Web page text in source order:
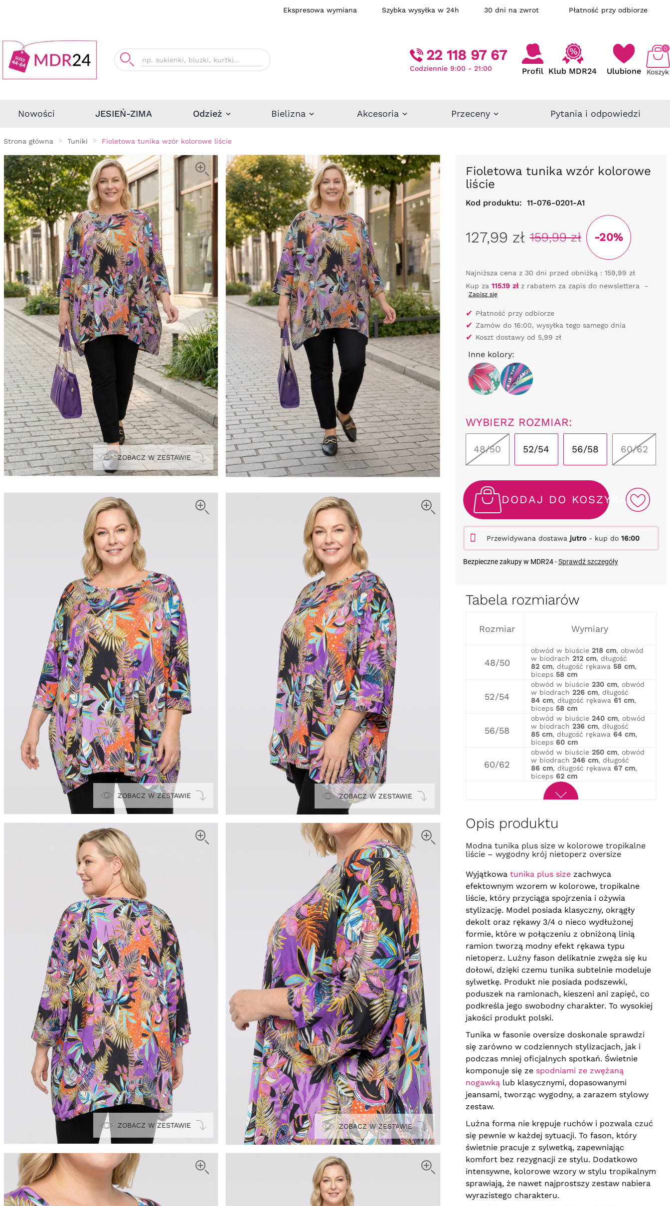
Ekspresowa wymiana Szybka wysyłka w 24h 30 dni na zwrot Płatność przy odbiorze
22 118 97 67
Codziennie 9:00 - 21:00 Profil Klub MDR24 Ulubione Koszyk
0
Nowości JESIEŃ-ZIMA Odzież Bielizna Akcesoria Przeceny Pytania i odpowiedzi
Strona główna Tuniki Fioletowa tunika wzór kolorowe liście
ZOBACZ W ZESTAWIE
ZOBACZ W ZESTAWIE ZOBACZ W ZESTAWIE
ZOBACZ W ZESTAWIE ZOBACZ W ZESTAWIE
Fioletowa tunika wzór kolorowe
liście
Kod produktu: 11-076-0201-A1
127,99 zł 159,99 zł -20%
Najniższa cena z 30 dni przed obniżką : 159,99 zł
Kup za 115.19 złz rabatem za zapis do newslettera -
Zapisz się
✔ Płatność przy odbiorze
✔ Zamów do 16:00, wysyłka tego samego dnia
✔ Koszt dostawy od 5,99 zł
Inne kolory:
WYBIERZ ROZMIAR:
48/50 52/54 56/58 60/62
DODAJ DO KOSZYKA
Przewidywana dostawa jutro- kup do 16:00
Bezpieczne zakupy w MDR24 -Sprawdź szczegóły
Tabela rozmiarów
Rozmiar Wymiary
48/50
obwód w biuście 218 cm, obwód
w biodrach 212 cm, długość
82 cm, długość rękawa 58 cm,
biceps 58 cm
52/54
obwód w biuście 230 cm, obwód
w biodrach 226 cm, długość
84 cm, długość rękawa 61 cm,
biceps 58 cm
56/58
obwód w biuście 240 cm, obwód
w biodrach 236 cm, długość
85 cm, długość rękawa 64 cm,
biceps 60 cm
60/62
obwód w biuście 250 cm, obwód
w biodrach 246 cm, długość
86 cm, długość rękawa 67 cm,
biceps 62 cm
Opis produktu
Modna tunika plus size w kolorowe tropikalne
liście – wygodny krój nietoperz oversize
Wyjątkowa tunika plus sizezachwyca
efektownym wzorem w kolorowe, tropikalne
liście, który przyciąga spojrzenia i ożywia
stylizację. Model posiada klasyczny, okrągły
dekolt oraz rękawy 3/4 o nieco wydłużonej
formie, które w połączeniu z obniżoną linią
ramion tworzą modny efekt rękawa typu
nietoperz. Luźny fason delikatnie zwęża się ku
dołowi, dzięki czemu tunika subtelnie modeluje
sylwetkę. Produkt nie posiada podszewki,
poduszek na ramionach, kieszeni ani zapięć, co
podkreśla jego swobodny charakter. To wysokiej
jakości produkt polski.
Tunika w fasonie oversize doskonale sprawdzi
się zarówno w codziennych stylizacjach, jak i
podczas mniej oficjalnych spotkań. Świetnie
komponuje się ze spodniami ze zwężaną
nogawkąlub klasycznymi, dopasowanymi
jeansami, tworząc wygodny, a zarazem stylowy
zestaw.
Luźna forma nie krępuje ruchów i pozwala czuć
się pewnie w każdej sytuacji. To fason, który
świetnie pracuje z sylwetką, zapewniając
komfort bez rezygnacji ze stylu. Dodatkowo
intensywne, kolorowe wzory w stylu tropikalnym
sprawiają, że nawet najprostszy zestaw nabiera
wyrazistego charakteru.